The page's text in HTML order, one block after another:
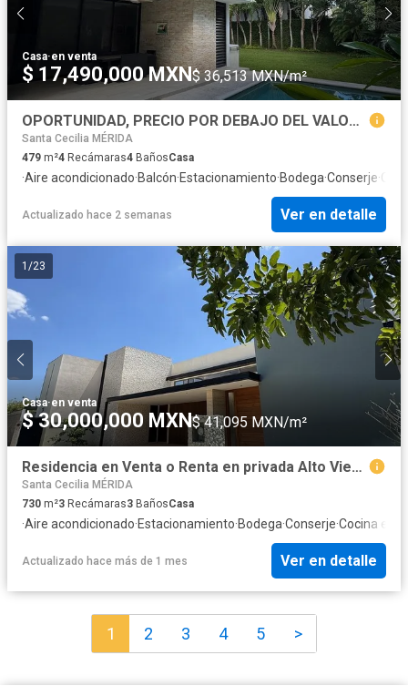
Casa·en venta
$ 17,490,000 MXN$ 36,513 MXN/m²
OPORTUNIDAD, PRECIO POR DEBAJO DEL VALOR AVALUO, PRIVADA ALLEGRA, STA GERTRUDIS
Santa Cecilia MÉRIDA
479 m²4 Recámaras4 BañosCasa
·Aire acondicionado·Balcón·Estacionamiento·Bodega·Conserje·
Actualizado hace 2 semanas Ver en detalle
1 /23
Casa·en venta
$ 30,000,000 MXN$ 41,095 MXN/m²
Residencia en Venta o Renta en privada Alto Viento, Temozón, Mérida
Santa Cecilia MÉRIDA
730 m²3 Recámaras3 BañosCasa
·Aire acondicionado·Estacionamiento·Bodega·Conserje·Cocina
Actualizado hace más de 1 mes Ver en detalle
1 2 3 4 5 >